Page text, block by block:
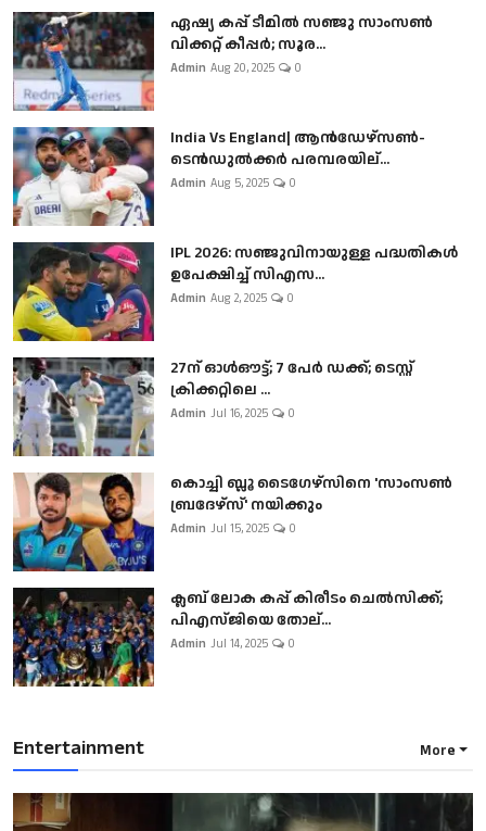
ഏഷ്യ കപ്പ് ടീമിൽ സഞ്ജു സാംസൺ
വിക്കറ്റ് കീപ്പർ; സൂര...
Admin Aug 20, 2025 0
India Vs England| ആൻഡേഴ്സൺ-
ടെൻഡുല്‍ക്കർ പരമ്പരയില്...
Admin Aug 5, 2025 0
IPL 2026: സഞ്ജുവിനായുള്ള പദ്ധതികൾ
ഉപേക്ഷിച്ച് സിഎസ...
Admin Aug 2, 2025 0
27ന് ഓൾഔട്ട്; 7 പേർ ഡക്ക്; ടെസ്റ്റ്
ക്രിക്കറ്റിലെ ...
Admin Jul 16, 2025 0
കൊച്ചി ബ്ലൂ ടൈഗേഴ്സിനെ 'സാംസൺ
ബ്രദേഴ്സ്' നയിക്കും
Admin Jul 15, 2025 0
ക്ലബ് ലോക കപ്പ് കിരീടം ചെല്‍സിക്ക്;
പിഎസ്ജിയെ തോല്...
Admin Jul 14, 2025 0
Entertainment More